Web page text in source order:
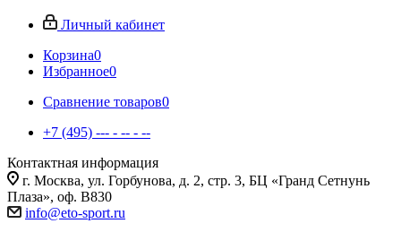
Личный кабинет
Корзина0
Избранное0
Сравнение товаров0
+7 (495) --- - -- - --
Контактная информация
г. Москва, ул. Горбунова, д. 2, стр. 3, БЦ «Гранд Сетнунь
Плаза», оф. В830
info@eto-sport.ru